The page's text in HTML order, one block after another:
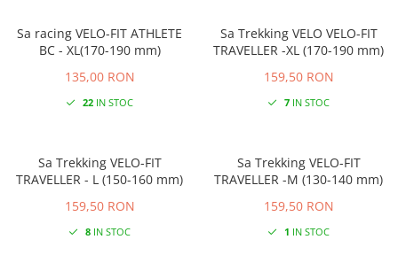
Sa racing VELO-FIT ATHLETE
BC - XL(170-190 mm)
135,00 RON
22IN STOC
Sa Trekking VELO VELO-FIT
TRAVELLER -XL (170-190 mm)
159,50 RON
7IN STOC
Sa Trekking VELO-FIT
TRAVELLER - L (150-160 mm)
159,50 RON
8IN STOC
Sa Trekking VELO-FIT
TRAVELLER -M (130-140 mm)
159,50 RON
1 IN STOC